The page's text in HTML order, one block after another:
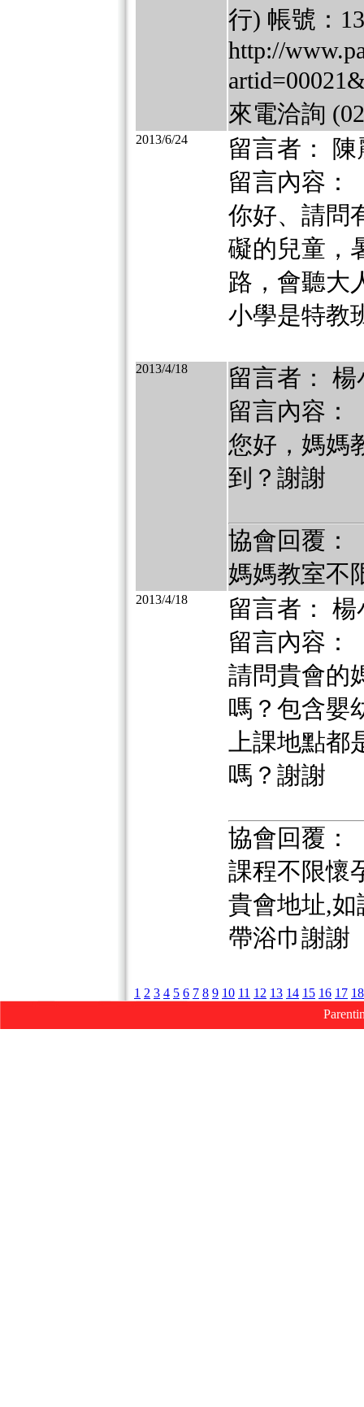
行) 帳號：
http://
來電洽詢
2013/6/24
留言者： 陳
留言內容：
你好、請問
礙的兒童，
路，會聽大
小學是特教
2013/4/18
留言者： 楊
留言內容：
您好，媽媽
到？謝謝
協會回覆：
媽媽教室不
2013/4/18
留言者： 楊
留言內容：
請問貴會的
嗎？包含嬰
上課地點
嗎？謝謝
協會回覆：
課程不限懷
貴會地址,
帶浴巾謝謝
1 2 3 4 5 6 7 8 9 10 11 12 13 14 15 16 17 18